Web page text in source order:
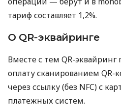
тариф составляет 1,2%.
О QR-эквайринге
Вместе с тем QR-
оплату сканированием
через ссылку (без NFC) с
платежных систем.